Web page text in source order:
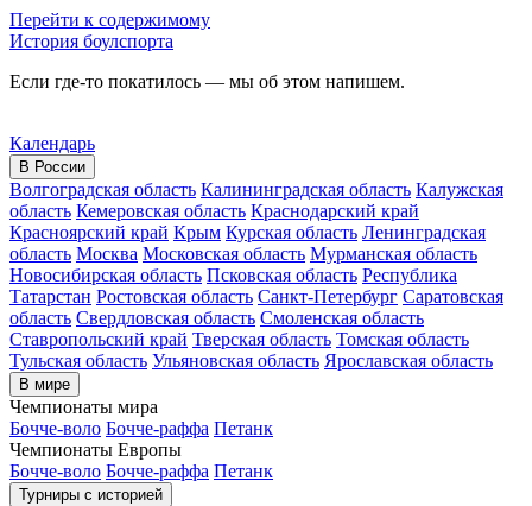
Перейти к содержимому
История боулспорта
Если где-то покатилось — мы об этом напишем.
Календарь
В России
Волгоградская область Калининградская область Калужская
область Кемеровская область Краснодарский край
Красноярский край Крым Курская область Ленинградская
область Москва Московская область Мурманская область
Новосибирская область Псковская область Республика
Татарстан Ростовская область Санкт-Петербург Саратовская
область Свердловская область Смоленская область
Ставропольский край Тверская область Томская область
Тульская область Ульяновская область Ярославская область
В мире
Чемпионаты мира
Бочче-воло Бочче-раффа Петанк
Чемпионаты Европы
Бочче-воло Бочче-раффа Петанк
Турниры с историей